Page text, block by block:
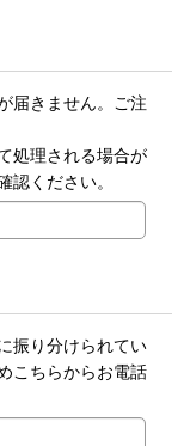
届きません。ご注
処理される場合が
認ください。
振り分けられてい
こちらからお電話